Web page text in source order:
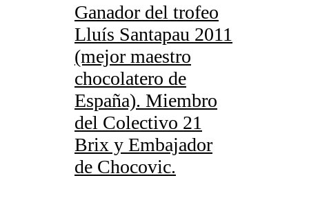
Ganador del trofeo
Lluís Santapau 2011
(mejor maestro
chocolatero de
España). Miembro
del Colectivo 21
Brix y Embajador
de Chocovic.